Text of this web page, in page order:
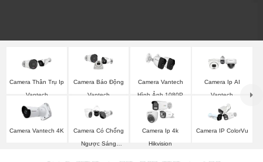
Camera Thân Trụ Ip
Vantech
Camera Báo Động
Vantech
Camera Vantech
Hình Ảnh 1080P
Camera Ip AI
Vantech
Camera Vantech 4K
Camera Có Chống
Ngược Sáng
Camera Ip 4k
Hikvision
Camera IP ColorVu